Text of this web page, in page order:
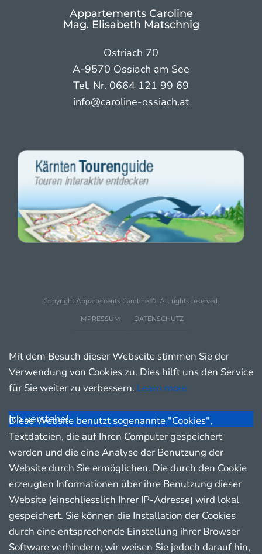
Appartements Caroline
Mag. Elisabeth Matschnig
Ostriach 70
A-9570 Ossiach am See
Tel. Nr. 0664 121 99 69
info@caroline-ossiach.at
Copyright Appartements Caroline ©. All rights reserved.
IMPRESSUM DATENSCHUTZ
Mit dem Besuch dieser Webseite stimmen Sie der
Verwendung von Cookies zu. Dies hilft uns den Service
für Sie weiter zu verbessern. Learn more
Ich verstehe!
Diese Website benutzt sogenannte "Cookies",
Textdateien, die auf Ihren Computer gespeichert
werden und die eine Analyse der Benutzung der
Website durch Sie ermöglichen. Die durch den Cookie
erzeugten Informationen über ihre Benutzung dieser
Website (einschliesslich Ihrer IP-Adresse) wird lokal
gespeichert. Sie können die Installation der Cookies
durch eine entsprechende Einstellung ihrer Browser
Software verhindern; wir weisen Sie jedoch darauf hin,